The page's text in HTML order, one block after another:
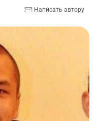
Написать автору